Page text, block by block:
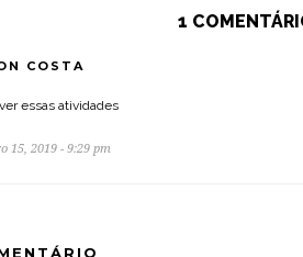
1
COSTA
essas atividades
15, 2019 - 9:29 pm